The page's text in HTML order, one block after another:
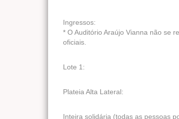
Ingressos:
* O Auditório Araújo Vianna não se
oficiais.
Lote 1:
Plateia Alta Lateral:
Inteira solidária (todas as pessoas